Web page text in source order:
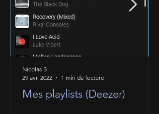
Mes playlists (Deezer)
Nicolas B.
29 avr. 2022
1 min de lecture